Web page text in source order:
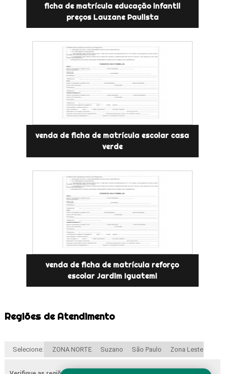
ficha de matrícula educação infantil
preços Lauzane Paulista
venda de ficha de matrícula escolar casa
verde
venda de ficha de matrícula reforço
escolar Jardim Iguatemi
Regiões de Atendimento
Selecione: ZONA NORTE Suzano São Paulo Zona Leste